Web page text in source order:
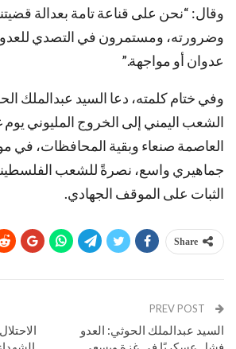
وقال: “نحن على قناعة تامة بعدالة
وضرورته، ومستمرون في التصدي للعدو
عدوان أو مواجهة.”
وفي ختام كلمته، دعا السيد عبدالملك
الشعب اليمني إلى الخروج المليوني
العاصمة صنعاء وبقية المحافظات، في
جماهيري واسع، نصرةً للشعب
الثبات على الموقف الجهادي.
Share
السيد عبدالملك الحوثي: العدو